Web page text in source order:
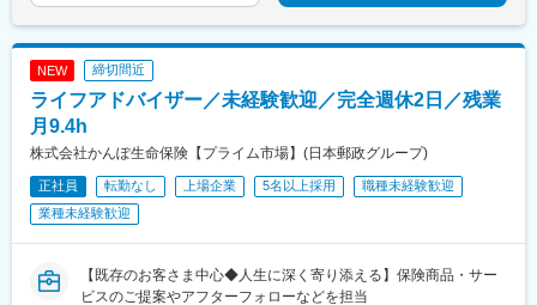
銚子駅、八日市場駅、東金駅、館山駅、荻窪駅、西早稲田駅、鶯
谷駅、京成関屋駅、荒川区役所前駅、渋谷駅、経堂駅、昭島駅、
めじろ台駅、羽村駅、立川駅、京王八王子駅、東青梅駅、町田
駅、秋川駅、甲州街道駅、八王子みなみ野駅、上北台駅、新小平
駅、武蔵小金井駅、東村山駅、府中駅(東京都)、国領駅、瀬谷駅、
蔵小杉駅、新百合ケ丘駅、鷺沼駅、小田原駅、藤沢駅、秦野駅、
茅ケ崎駅、平塚駅、横須賀中央駅、相武台下駅、海老名駅(相鉄・
飯田駅(長野県)、上諏訪駅、駒ケ根駅、穂高駅、岡谷駅、地鉄ビル
前駅、朝菜町駅、末広町駅(富山県)、砺波駅、北鉄金沢駅、小松
NEW 締切間近
ライフアドバイザー／未経験歓迎／完全週休2日／残業
月9.4h
株式会社かんぽ生命保険【プライム市場】(日本郵政グループ)
正社員 転勤なし 上場企業 5名以上採用
職種未経験歓迎
業種未経験歓迎
【既存のお客さま中心◆人生に深く寄り添える】保険商品・サー
ビスのご提案やアフターフォローなどを担当